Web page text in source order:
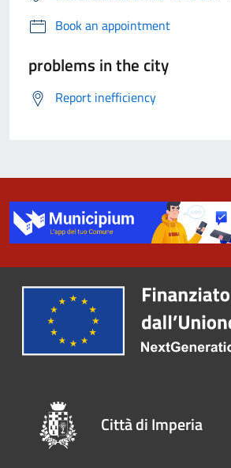
Book an appointment
problems in the city
Report inefficiency
Città di Imperia